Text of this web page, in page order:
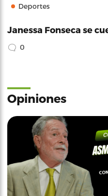
Deportes
Janessa Fonseca se
0
Opiniones